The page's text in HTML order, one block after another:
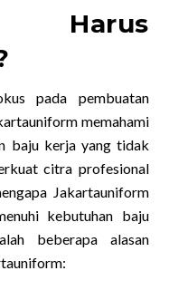
Harus
pada pembuatan
memahami
baju kerja yang tidak
citra profesional
Jakartauniform
kebutuhan baju
beberapa alasan